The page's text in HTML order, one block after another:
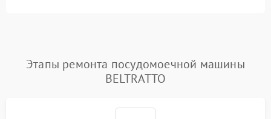
Этапы ремонта посудомоечной машины
BELTRATTO